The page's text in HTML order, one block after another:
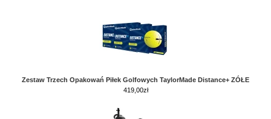
Zestaw Trzech Opakowań Piłek Golfowych TaylorMade Distance+ ZÓŁE
419,00zł